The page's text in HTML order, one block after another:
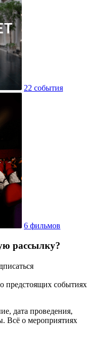
22 события
6 фильмов
рассылку?
предстоящих событиях
дата проведения,
Всё о мероприятиях